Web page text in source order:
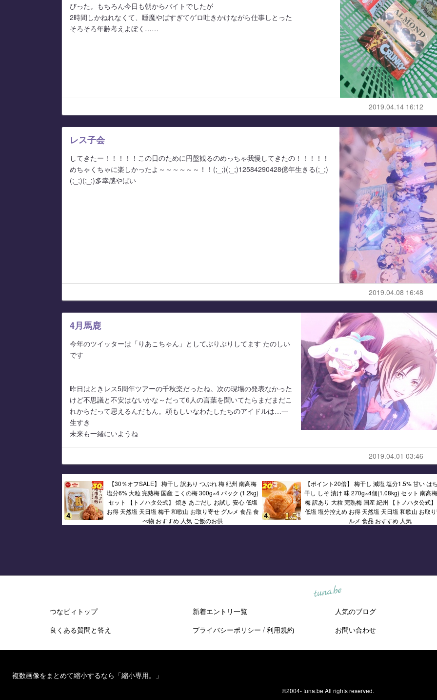
びった。もちろん今日も朝からバイトでしたが
2時間しかねれなくて、睡魔やばすぎてゲロ吐きかけながら仕事しとった
そろそろ年齢考えよぼく……
2019.04.14 16:12
レス子会
してきたー！！！！！この日のために円盤観るのめっちゃ我慢してきたの！！！！！
めちゃくちゃに楽しかったよ～～～～～～！！(;_;)(;_;)12584290428億年生きる(;_;)
(;_;)(;_;)多幸感やばい
2019.04.08 16:48
4月馬鹿
今年のツイッターは「りあこちゃん」としてぶりぶりしてます たのしい
です
昨日はときレス5周年ツアーの千秋楽だったね。次の現場の発表なかった
けど不思議と不安はないかな～だって6人の言葉を聞いてたらまだまだこ
れからだって思えるんだもん。頼もしいなわたしたちのアイドルは…一
生すき
未来も一緒にいようね
2019.04.01 03:46
【30％オフSALE】 梅干し 訳あり つぶれ 梅 紀州 南高梅
塩分6% 大粒 完熟梅 国産 こくの梅 300g×4 パック (1.2kg)
セット 【トノハタ公式】 焼き あごだし お試し 安心 低塩
お得 天然塩 天日塩 梅干 和歌山 お取り寄せ グルメ 食品 食
べ物 おすすめ 人気 ご飯のお供
【ポイント20倍】 梅干し 減塩 塩分1.5% 甘い は
干し しそ 漬け 味 270g×4個(1.08kg) セット 南高
梅 訳あり 大粒 完熟梅 国産 紀州 【トノハタ公式
低塩 塩分控えめ お得 天然塩 天日塩 和歌山 お取
ルメ 食品 おすすめ 人気
tuna.be
つなビィトップ 新着エントリ一覧
人気のブログ
良くある質問と答え
プライバシーポリシー / 利用規約 お問い合わせ
複数画像をまとめて縮小するなら「縮小専用。」
©2004-tuna.be All rights reserved.